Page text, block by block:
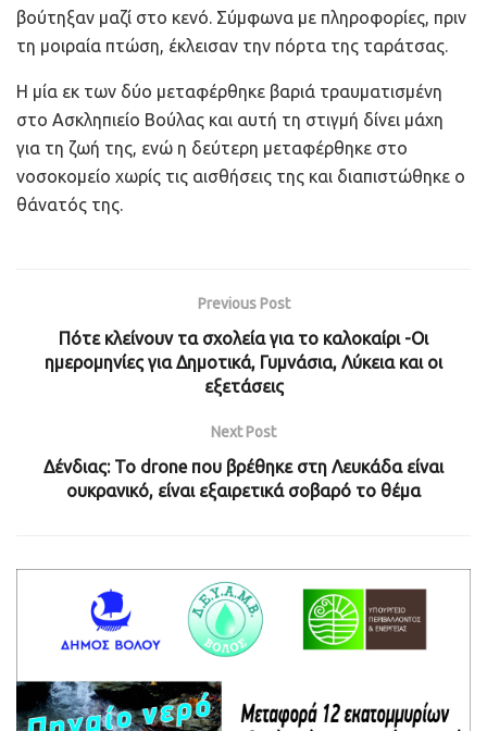
βούτηξαν μαζί στο κενό. Σύμφωνα με πληροφορίες, πριν
τη μοιραία πτώση, έκλεισαν την πόρτα της ταράτσας.
Η μία εκ των δύο μεταφέρθηκε βαριά τραυματισμένη
στο Ασκληπιείο Βούλας και αυτή τη στιγμή δίνει μάχη
για τη ζωή της, ενώ η δεύτερη μεταφέρθηκε στο
νοσοκομείο χωρίς τις αισθήσεις της και διαπιστώθηκε ο
θάνατός της.
Previous Post
Πότε κλείνουν τα σχολεία για το καλοκαίρι -Οι
ημερομηνίες για Δημοτικά, Γυμνάσια, Λύκεια και οι
εξετάσεις
Next Post
Δένδιας: Το drone που βρέθηκε στη Λευκάδα είναι
ουκρανικό, είναι εξαιρετικά σοβαρό το θέμα